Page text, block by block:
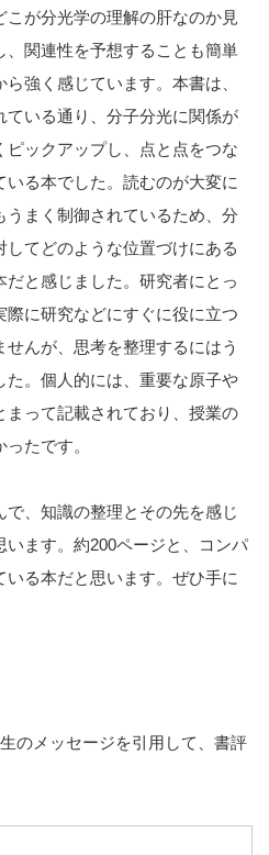
が分光学の理解の肝なのか見
、関連性を予想することも簡単
強く感じています。本書は、
いる通り、分子分光に関係が
ックアップし、点と点をつな
る本でした。読むのが大変に
まく制御されているため、分
てどのような位置づけにある
と感じました。研究者にとっ
に研究などにすぐに役に立つ
んが、思考を整理するにはう
た。個人的には、重要な原子や
って記載されており、授業の
たです。
、知識の整理とその先を感じ
ます。約200ページと、コンパ
る本だと思います。ぜひ手に
のメッセージを引用して、書評